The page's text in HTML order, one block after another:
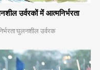
उर्वरकों में आत्मनिर्भरता
घुलनशील उर्वरक